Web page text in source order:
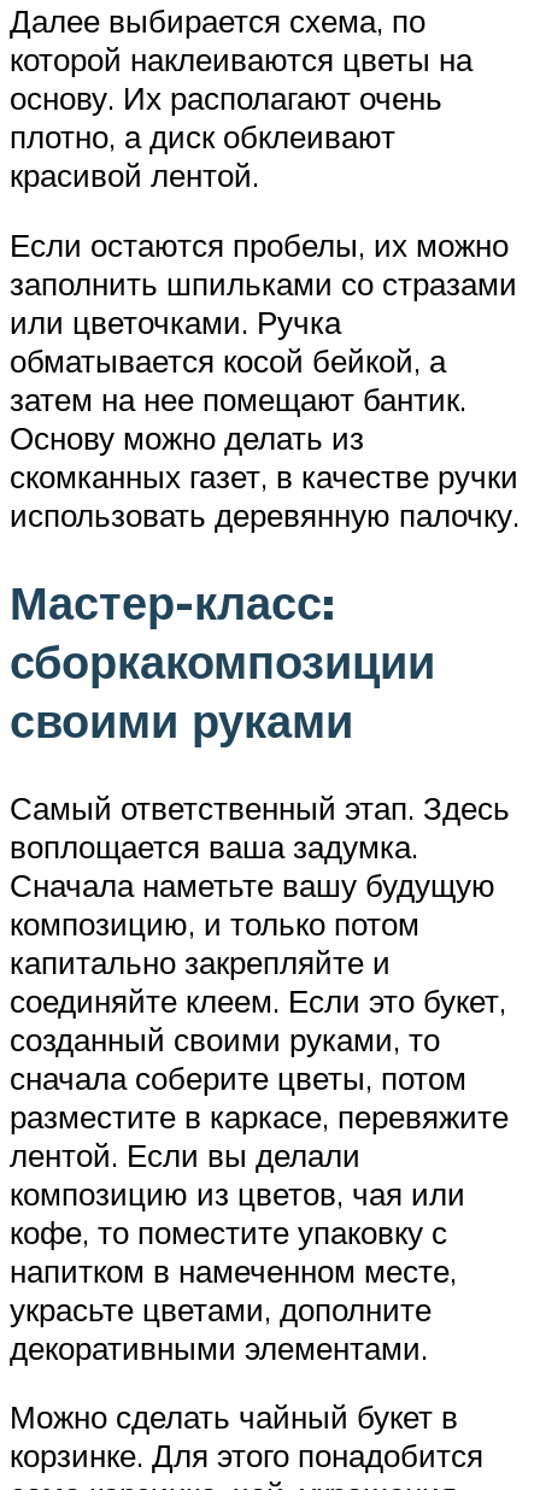
Далее выбирается схема, по
которой наклеиваются цветы на
основу. Их располагают очень
плотно, а диск обклеивают
красивой лентой.
Если остаются пробелы, их можно
заполнить шпильками со стразами
или цветочками. Ручка
обматывается косой бейкой, а
затем на нее помещают бантик.
Основу можно делать из
скомканных газет, в качестве ручки
использовать деревянную палочку.
Мастер-класс:
сборкакомпозиции
своими руками
Самый ответственный этап. Здесь
воплощается ваша задумка.
Сначала наметьте вашу будущую
композицию, и только потом
капитально закрепляйте и
соединяйте клеем. Если это букет,
созданный своими руками, то
сначала соберите цветы, потом
разместите в каркасе, перевяжите
лентой. Если вы делали
композицию из цветов, чая или
кофе, то поместите упаковку с
напитком в намеченном месте,
украсьте цветами, дополните
декоративными элементами.
Можно сделать чайный букет в
корзинке. Для этого понадобится